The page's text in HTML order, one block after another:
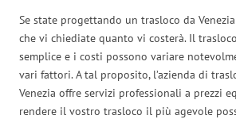
Se state progettando un trasloco da
che vi chiediate quanto vi costerà. Il
semplice e i costi possono variare
vari fattori. A tal proposito, l’azienda di
Venezia offre servizi professionali a prezzi
rendere il vostro trasloco il più agevole